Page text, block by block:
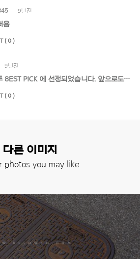
9년전
욤
( 0 )
9년전
얼라우투 8EST PICK 에 선정되었습니다. 앞으로도 멋진 작품 기대할게요!
( 0 )
다른 이미지
photos you may like